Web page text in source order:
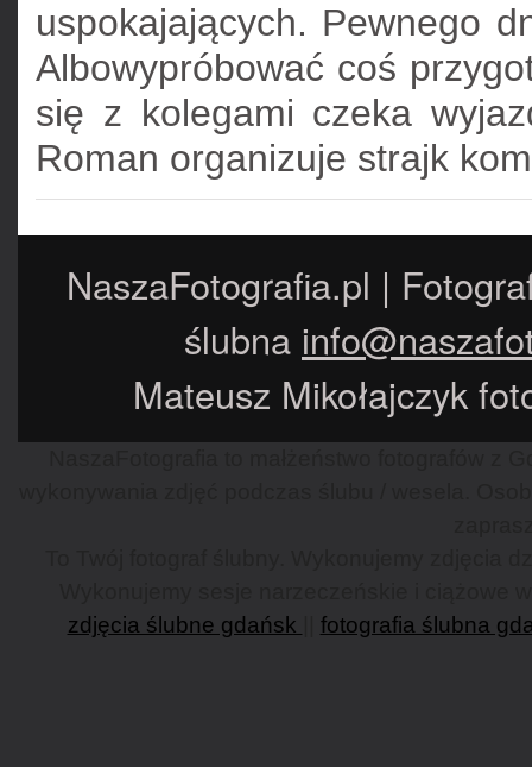
uspokajających. Pewnego
Albowypróbować coś
się z kolegami czeka
Roman organizuje strajk
NaszaFotografia.pl |
ślubna
Mateusz Mikołajczyk
zdjęcia ślubne gdańsk
fotografia ślubna